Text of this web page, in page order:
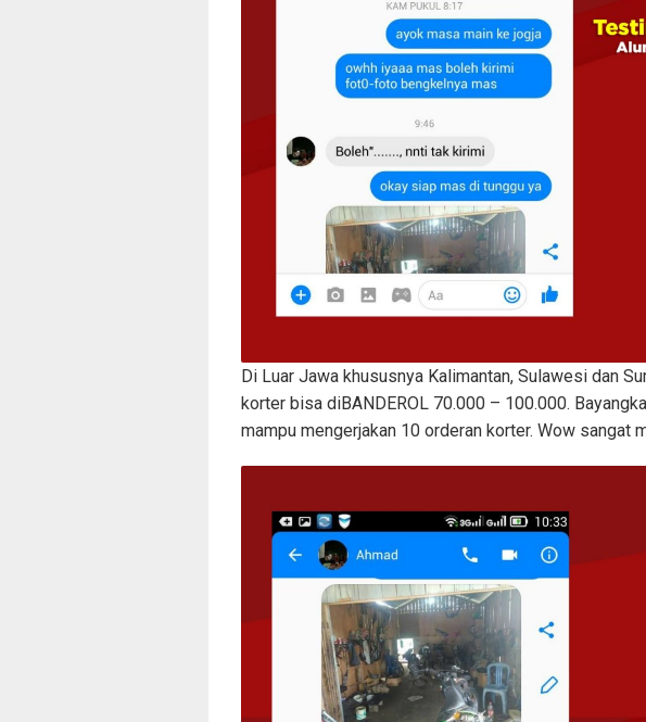
Di Luar Jawa khususnya Kalimantan, Sulawesi dan
korter bisa diBANDEROL 70.000 – 100.000.
mampu mengerjakan 10 orderan korter. Wow sangat